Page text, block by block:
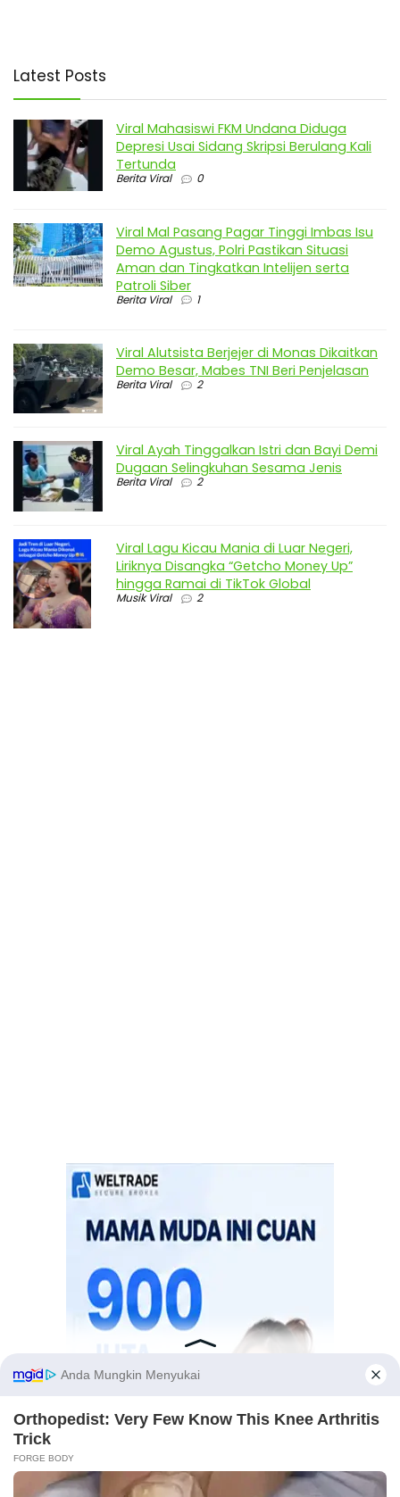
Latest Posts
Viral Mahasiswi FKM Undana Diduga
Depresi Usai Sidang Skripsi Berulang Kali
Tertunda
Berita Viral 0
Viral Mal Pasang Pagar Tinggi Imbas Isu
Demo Agustus, Polri Pastikan Situasi
Aman dan Tingkatkan Intelijen serta
Patroli Siber
Berita Viral 1
Viral Alutsista Berjejer di Monas Dikaitkan
Demo Besar, Mabes TNI Beri Penjelasan
Berita Viral 2
Viral Ayah Tinggalkan Istri dan Bayi Demi
Dugaan Selingkuhan Sesama Jenis
Berita Viral 2
Viral Lagu Kicau Mania di Luar Negeri,
Liriknya Disangka “Getcho Money Up”
hingga Ramai di TikTok Global
Musik Viral 2